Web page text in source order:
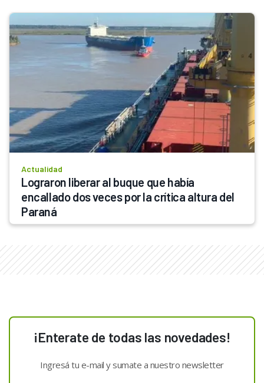
Actualidad
Lograron liberar al buque que había
encallado dos veces por la crítica altura del
Paraná
¡Enterate de todas las novedades!
Ingresá tu e-mail y sumate a nuestro newsletter